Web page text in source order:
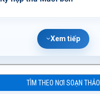
Xem tiếp
TÌM THEO NƠI SOẠN THẢO